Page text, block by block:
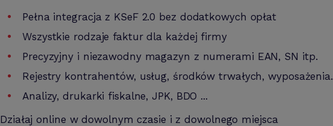
Pełna integracja z KSeF 2.0 bez dodatkowych opłat
Wszystkie rodzaje faktur dla każdej firmy
Precyzyjny i niezawodny magazyn z numerami EAN, SN itp.
Rejestry kontrahentów, usług, środków trwałych, wyposażenia.
Analizy, drukarki fiskalne, JPK, BDO ...
Działaj online w dowolnym czasie i z dowolnego miejsca